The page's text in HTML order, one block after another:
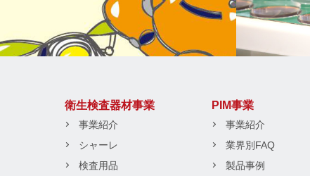
衛生検査器材事業
事業紹介
シャーレ
検査用品
PIM事業
事業紹介
業界別FAQ
製品事例